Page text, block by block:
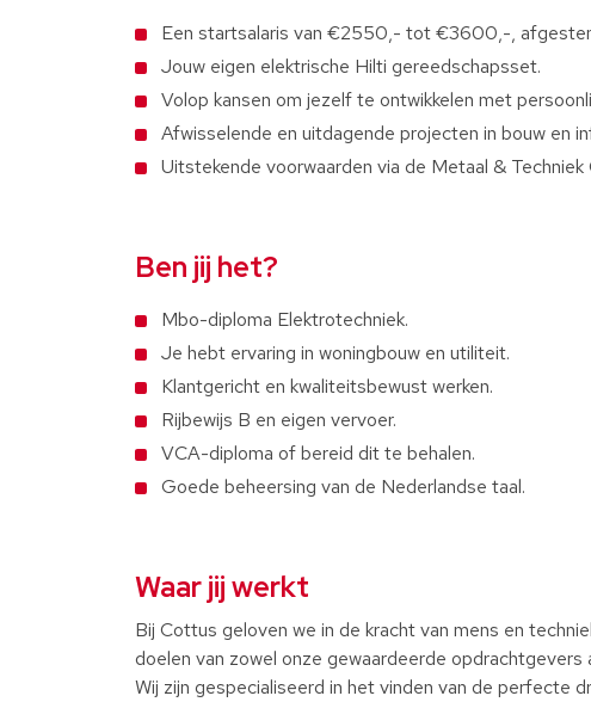
Een startsalaris van €2550,- tot €3600,-,
Jouw eigen elektrische Hilti gereedschapsset.
Volop kansen om jezelf te ontwikkelen met
Afwisselende en uitdagende projecten in bouw en
Uitstekende voorwaarden via de Metaal & Techniek
Ben jij het?
Mbo-diploma Elektrotechniek.
Je hebt ervaring in woningbouw en utiliteit.
Klantgericht en kwaliteitsbewust werken.
Rijbewijs B en eigen vervoer.
VCA-diploma of bereid dit te behalen.
Goede beheersing van de Nederlandse taal.
Waar jij werkt
Bij Cottus geloven we in de kracht van mens en
doelen van zowel onze gewaardeerde
Wij zijn gespecialiseerd in het vinden van de perfecte